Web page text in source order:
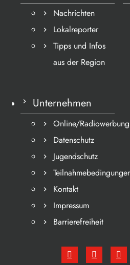
Nachrichten
Lokalreporter
Tipps und Infos
aus der Region
Unternehmen
Online/Radiowerbung
Datenschutz
Jugendschutz
Kontakt
Impressum
Barrierefreiheit